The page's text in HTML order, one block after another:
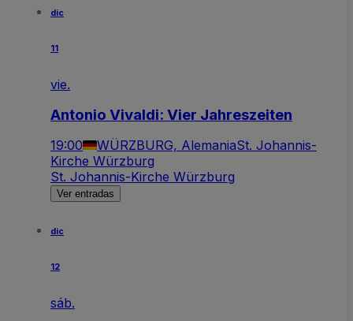
dic
11
vie.
Antonio Vivaldi: Vier Jahreszeiten
19:00 WÜRZBURG, AlemaniaSt. Johannis-
Kirche Würzburg
St. Johannis-Kirche Würzburg
Ver entradas
dic
12
sáb.